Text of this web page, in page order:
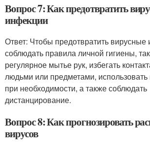
Вопрос 7: Как предотвратить
инфекции
Ответ: Чтобы предотвратить
соблюдать правила личной гигиены,
регулярное мытье рук, избегать
людьми или предметами, использовать
при необходимости, а также соблюдать
дистанцирование.
Вопрос 8: Как прогнозировать
вирусов